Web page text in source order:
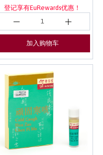
登记享有EuRewards优惠！
加入购物车